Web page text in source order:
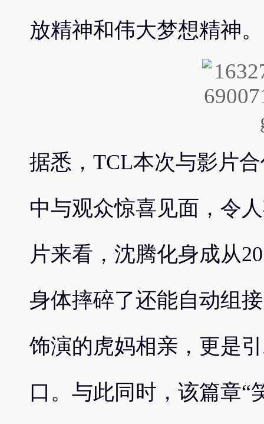
放精神和伟大梦想精神。
据悉，TCL本次与影片
中与观众惊喜见面，令
片来看，沈腾化身成从
身体摔碎了还能自动组
饰演的虎妈相亲，更是
口。与此同时，该篇章“